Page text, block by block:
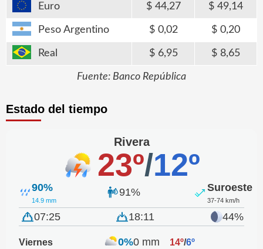
Euro 44,27 49,14
Peso Argentino 0,02 0,20
Real 6,95 8,65
Fuente: Banco República
Estado del tiempo
Rivera
23º/12º
90%
14.9 mm
91% Suroeste
37-74 km/h
07:25 18:11 44%
Viernes 0%0 mm 14º/6º